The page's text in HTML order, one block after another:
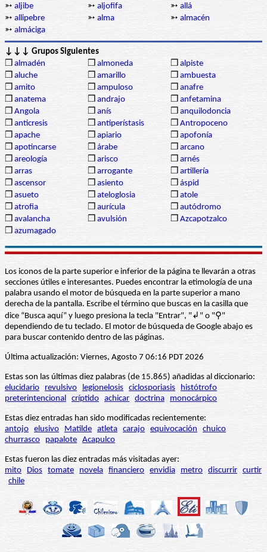
➳ aljibe ➳ aljofifa ➳ allá
➳ allipebre ➳ alma ➳ almacén
➳ almáciga
↓↓↓ Grupos Siguientes
❒ almadén ❒ almoneda ❒ alpiste
❒ aluche ❒ amarillo ❒ ambuesta
❒ amito ❒ ampuloso ❒ anafre
❒ anatema ❒ andrajo ❒ anfetamina
❒ Angola ❒ anís ❒ anquilodoncia
❒ anticresis ❒ antiperístasis ❒ Antropoceno
❒ apache ❒ apiario ❒ apofonía
❒ apotincarse ❒ árabe ❒ arcano
❒ areología ❒ arisco ❒ arnés
❒ arras ❒ arrogante ❒ artillería
❒ ascensor ❒ asiento ❒ áspid
❒ asueto ❒ ateloglosia ❒ atole
❒ atrofia ❒ aurícula ❒ autódromo
❒ avalancha ❒ avulsión ❒ Azcapotzalco
❒ azumagado
Los iconos de la parte superior e inferior de la página te llevarán a otras
secciones útiles e interesantes. Puedes encontrar la etimología de una
palabra usando el motor de búsqueda en la parte superior a mano
derecha de la pantalla. Escribe el término que buscas en la casilla que
dice “Busca aquí” y luego presiona la tecla "Entrar", "↲" o "⚲"
dependiendo de tu teclado. El motor de búsqueda de Google abajo es
para buscar contenido dentro de las páginas.
Última actualización: Viernes, Agosto 7 06:16 PDT 2026
Estas son las últimas diez palabras (de 15.865) añadidas al diccionario:
elucidario
revulsivo legionelosis ciclosporiasis
histótrofo
preterintencional críptido achicar doctrina monocárpico
Estas diez entradas han sido modificadas recientemente:
antojo elusivo Matilde atleta carajo equivocación
chuico
churrasco
papalote Acapulco
Estas fueron las diez entradas más visitadas ayer:
mito
Dios tomate novela financiero envidia metro discurrir curtir
chile